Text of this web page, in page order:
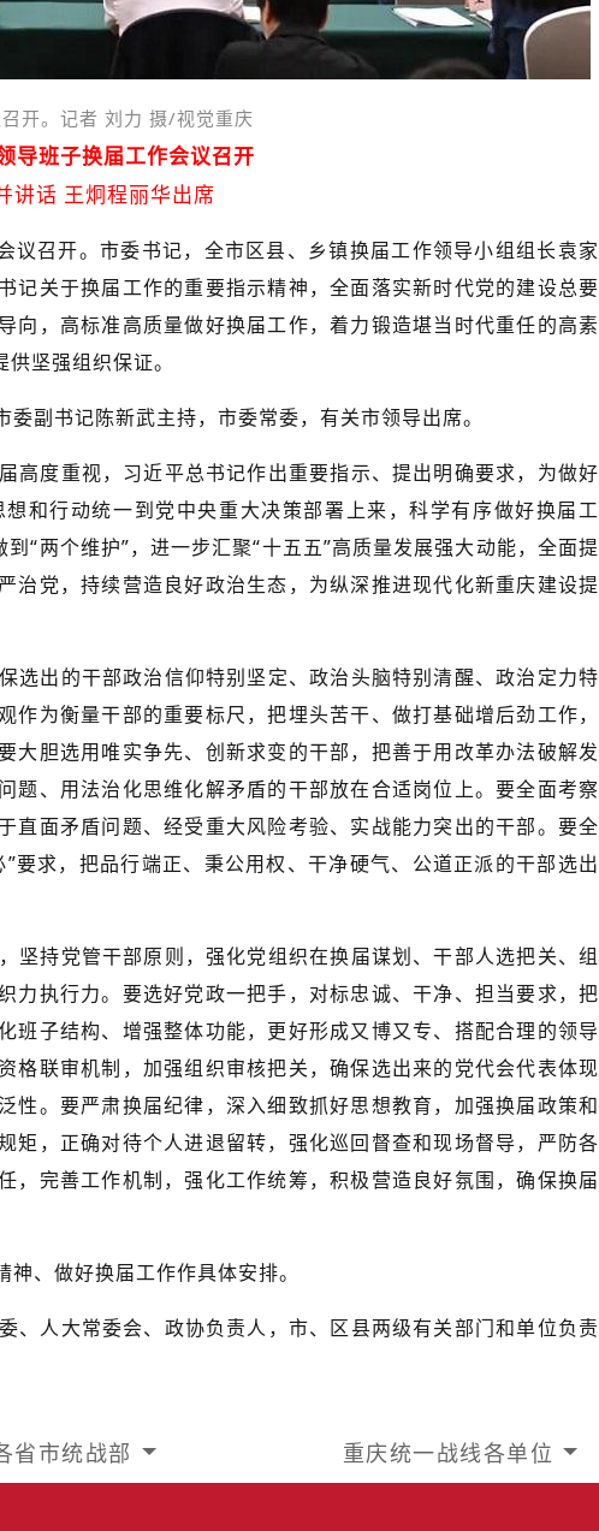
开。记者 刘力 摄/视觉重庆
导班子换届工作会议召开
讲话 王炯程丽华出席
召开。市委书记，全市区县、乡镇换届工作领导小组组长袁家
记关于换届工作的重要指示精神，全面落实新时代党的建设总要
向，高标准高质量做好换届工作，着力锻造堪当时代重任的高素
坚强组织保证。
副书记陈新武主持，市委常委，有关市领导出席。
高度重视，习近平总书记作出重要指示、提出明确要求，为做好
和行动统一到党中央重大决策部署上来，科学有序做好换届工
“两个维护”，进一步汇聚“十五五”高质量发展强大动能，全面提
治党，持续营造良好政治生态，为纵深推进现代化新重庆建设提
选出的干部政治信仰特别坚定、政治头脑特别清醒、政治定力特
为衡量干部的重要标尺，把埋头苦干、做打基础增后劲工作，
大胆选用唯实争先、创新求变的干部，把善于用改革办法破解发
题、用法治化思维化解矛盾的干部放在合适岗位上。要全面考察
直面矛盾问题、经受重大风险考验、实战能力突出的干部。要全
要求，把品行端正、秉公用权、干净硬气、公道正派的干部选出
坚持党管干部原则，强化党组织在换届谋划、干部人选把关、组
力执行力。要选好党政一把手，对标忠诚、干净、担当要求，把
班子结构、增强整体功能，更好形成又博又专、搭配合理的领导
格联审机制，加强组织审核把关，确保选出来的党代会代表体现
性。要严肃换届纪律，深入细致抓好思想教育，加强换届政策和
矩，正确对待个人进退留转，强化巡回督查和现场督导，严防各
，完善工作机制，强化工作统筹，积极营造良好氛围，确保换届
、做好换届工作作具体安排。
、人大常委会、政协负责人，市、区县两级有关部门和单位负责
省市统战部 重庆统一战线各单位